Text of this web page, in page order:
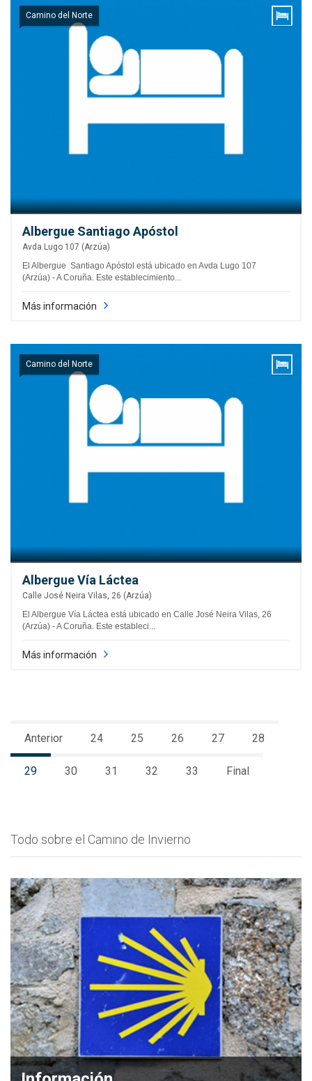
Camino del Norte
Albergue Santiago Apóstol
Avda Lugo 107 (Arzúa)
El Albergue Santiago Apóstol está ubicado en Avda Lugo 107
(Arzúa) - A Coruña. Este establecimiento...
Más información
Camino del Norte
Albergue Vía Láctea
Calle José Neira Vilas, 26 (Arzúa)
El Albergue Vía Láctea está ubicado en Calle José Neira Vilas, 26
(Arzúa) - A Coruña. Este estableci...
Más información
Anterior 24 25 26 27 28
29 30 31 32 33 Final
Todo sobre el Camino de Invierno